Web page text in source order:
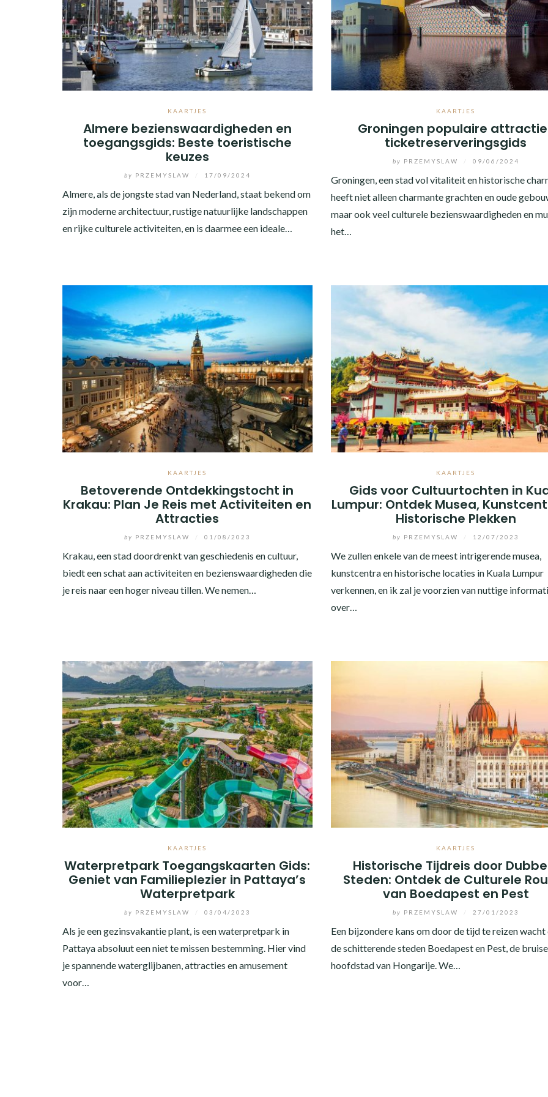
KAARTJES
Almere bezienswaardigheden en
toegangsgids: Beste toeristische
keuzes
by PRZEMYSLAW 17/09/2024
Almere, als de jongste stad van Nederland, staat bekend om
zijn moderne architectuur, rustige natuurlijke landschappen
en rijke culturele activiteiten, en is daarmee een ideale…
KAARTJES
Groningen populaire
ticketreserveringsgids
by PRZEMYSLAW 09/06/2024
Groningen, een stad vol vitaliteit en historische
heeft niet alleen charmante grachten en oude
maar ook veel culturele bezienswaardigheden en
het…
KAARTJES
Betoverende Ontdekkingstocht in
Krakau: Plan Je Reis met Activiteiten en
Attracties
by PRZEMYSLAW 01/08/2023
Krakau, een stad doordrenkt van geschiedenis en cultuur,
biedt een schat aan activiteiten en bezienswaardigheden die
je reis naar een hoger niveau tillen. We nemen…
KAARTJES
Gids voor Cultuurtochten in
Lumpur: Ontdek Musea,
Historische Plekken
by PRZEMYSLAW 12/07/2023
We zullen enkele van de meest intrigerende musea,
kunstcentra en historische locaties in Kuala Lumpur
verkennen, en ik zal je voorzien van nuttige
over…
KAARTJES
Waterpretpark Toegangskaarten Gids:
Geniet van Familieplezier in Pattaya’s
Waterpretpark
by PRZEMYSLAW 03/04/2023
Als je een gezinsvakantie plant, is een waterpretpark in
Pattaya absoluut een niet te missen bestemming. Hier vind
je spannende waterglijbanen, attracties en amusement
voor…
KAARTJES
Historische Tijdreis door
Steden: Ontdek de Culturele
van Boedapest en Pest
by PRZEMYSLAW 27/01/2023
Een bijzondere kans om door de tijd te reizen wacht
de schitterende steden Boedapest en Pest, de
hoofdstad van Hongarije. We…